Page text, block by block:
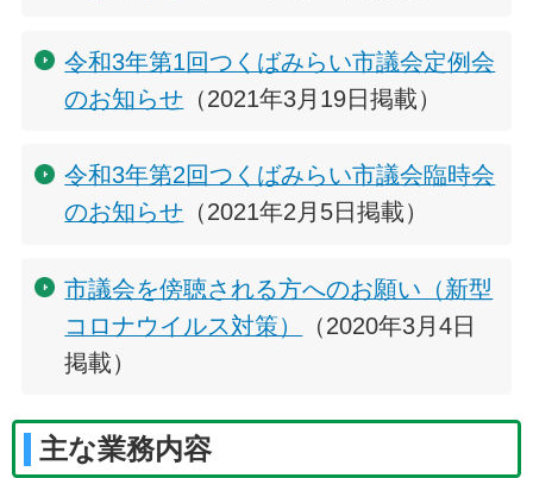
令和3年第1回つくばみらい市議会定例会
のお知らせ （2021年3月19日掲載）
令和3年第2回つくばみらい市議会臨時会
のお知らせ （2021年2月5日掲載）
市議会を傍聴される方へのお願い（新型
コロナウイルス対策）
（2020年3月4日
掲載）
主な業務内容